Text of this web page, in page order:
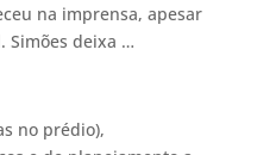
na imprensa, apesar
Simões deixa …
no prédio),